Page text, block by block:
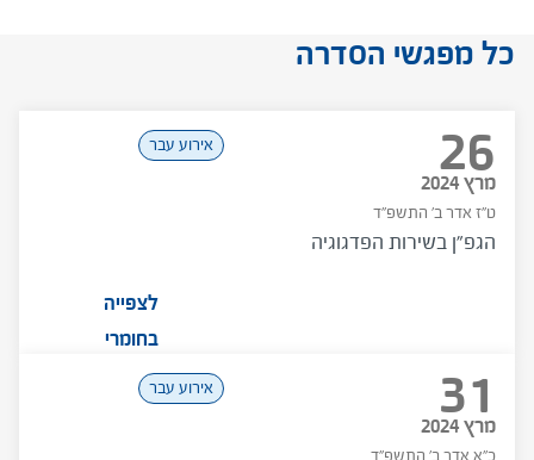
תכנון בחשיבה תוצאתית – מצגת למפגשכל מפגשי הסדרה
26
מרץ 2024
ט"ז אדר ב' התשפ"ד
הגפ"ן בשירות הפדגוגיה
אירוע עבר
לצפייה
בחומרי
המפגש
31
מרץ 2024
כ"א אדר ב' התשפ"ד
אירוע עבר